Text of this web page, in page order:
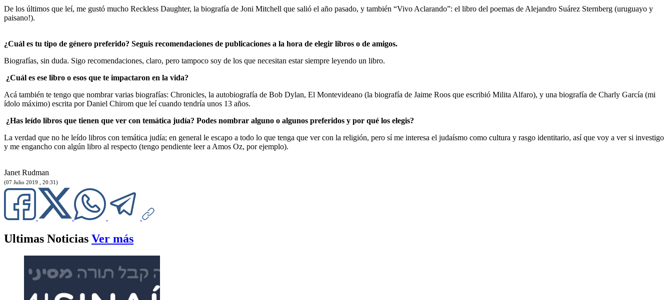
De los últimos que leí, me gustó mucho Reckless Daughter, la biografía de Joni Mitchell que salió el año pasado, y también “Vivo Aclarando”: el libro del poemas de Alejandro Suárez Sternberg (uruguayo y
paisano!).
¿Cuál es tu tipo de género preferido? Seguis recomendaciones de publicaciones a la hora de elegir libros o de amigos.
Biografías, sin duda. Sigo recomendaciones, claro, pero tampoco soy de los que necesitan estar siempre leyendo un libro.
¿Cuál es ese libro o esos que te impactaron en la vida?
Acá también te tengo que nombrar varias biografías: Chronicles, la autobiografía de Bob Dylan, El Montevideano (la biografía de Jaime Roos que escribió Milita Alfaro), y una biografía de Charly García (mi
ídolo máximo) escrita por Daniel Chirom que leí cuando tendría unos 13 años.
¿Has leído libros que tienen que ver con temática judía? Podes nombrar alguno o algunos preferidos y por qué los elegis?
La verdad que no he leído libros con temática judía; en general le escapo a todo lo que tenga que ver con la religión, pero sí me interesa el judaísmo como cultura y rasgo identitario, así que voy a ver si investigo
y me engancho con algún libro al respecto (tengo pendiente leer a Amos Oz, por ejemplo).
Janet Rudman
(07 Julio 2019 , 20:31)
Ultimas Noticias Ver más